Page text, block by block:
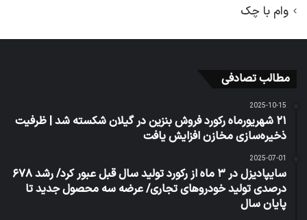
وام با چک
مطالب تصادفی
2025-10-15
۲۱ شهریورماه رکورد فروش بنزین در گیلان شکسته شد | ظرفیت
ذخیره‌سازی مخازن افزایش یافت
2025-07-01
سایپادیزل در ۳ ماه از رکورد تولید سال قبل عبور کرد/ رشد ۶۷۸
درصدی تولید خودروهای تجاری/ عرضه سه محصول جدید تا
پایان سال